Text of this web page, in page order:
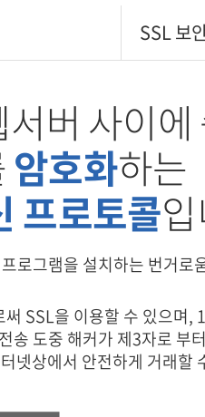
키워
SSL
인쇄
웹호
SSL 보
서버 사이
암호화하는
프로토콜
로그램을 설치하는 번거
SSL을 이용할 수 있으며
송 도중 해커가 제3자로
넷상에서 안전하게 거래할